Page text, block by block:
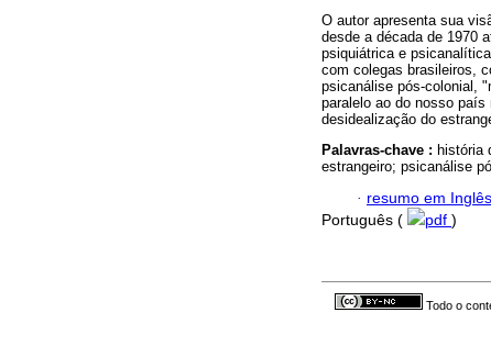
O autor apresenta sua
desde a década de 1970
psiquiátrica e
com colegas brasileiros,
psicanálise pós-colonial,
paralelo ao do nosso
desidealização do
Palavras-chave : história
estrangeiro; psicanálise
· resumo em Inglês
Português (
pdf )
Todo o